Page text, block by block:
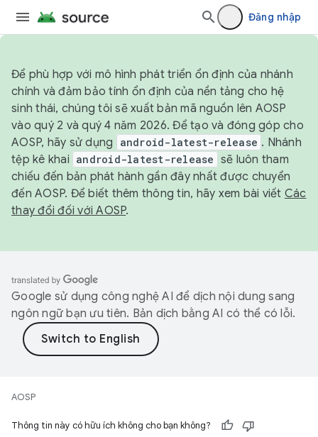
Đăng nhập
Để phù hợp với mô hình phát triển ổn định của nhánh
chính và đảm bảo tính ổn định của nền tảng cho hệ
sinh thái, chúng tôi sẽ xuất bản mã nguồn lên AOSP
vào quý 2 và quý 4 năm 2026. Để tạo và đóng góp cho
AOSP, hãy sử dụng
android-latest-release . Nhánh
tệp kê khai android-latest-release sẽ luôn tham
chiếu đến bản phát hành gần đây nhất được chuyển
đến AOSP. Để biết thêm thông tin, hãy xem bài viết Các
thay đổi đối với AOSP.
Google sử dụng công nghệ AI để dịch nội dung sang
ngôn ngữ bạn ưu tiên. Bản dịch bằng AI có thể có lỗi.
AOSP
Thông tin này có hữu ích không cho bạn không?